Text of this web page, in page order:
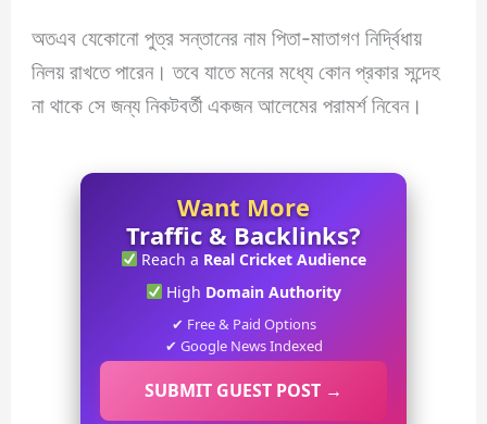
অতএব যেকোনো পুত্র সন্তানের নাম পিতা-মাতাগণ নির্দ্বিধায়
নিলয় রাখতে পারেন। তবে যাতে মনের মধ্যে কোন প্রকার সন্দেহ
না থাকে সে জন্য নিকটবর্তী একজন আলেমের পরামর্শ নিবেন।
Want More
Traffic & Backlinks?
Reach a Real Cricket Audience
High Domain Authority
✔ Free & Paid Options
✔ Google News Indexed
SUBMIT GUEST POST →